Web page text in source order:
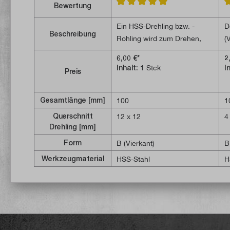
Bewertung
Beschreibung
Ein HSS-Drehling bzw. -
Rohling wird zum Drehen,
Ausbohren, Einstechen usw.
verwendet. Er ist besonders
Stahl (Schnellarbeitsstahl) ist
ein hochlegierter
der Zerspanung
hauptsächlich als
Schneidstoff genützt wird. Er
Zurechtschleifen für diverse
Preis
6,00 €*
Inhalt: 1 Stck
Gesamtlänge [mm] 100
Querschnitt
Drehling [mm]
12 x 12 4
Form B (Vierkant)
Werkzeugmaterial
HSS-Stahl